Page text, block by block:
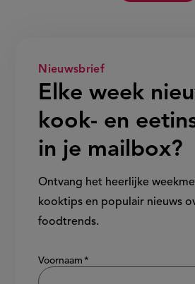
Nieuwsbrief
Elke week
kook- en
in je mailbox?
Ontvang het heerlijke
kooktips en populair nieuws
foodtrends.
Show/hide
Voornaam